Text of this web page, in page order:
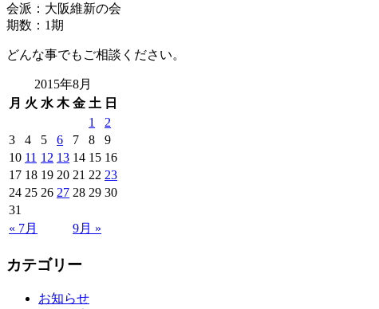
会派：大阪維新の会
期数：1期
どんな事でもご相談ください。
2015年8月
月 火 水 木 金 土 日
« 7月 9月 »
1
2
3
4 5 6 7 8
9
10 11 12 13 14 15 16
17 18 19 20 21 22 23
24 25 26 27 28 29 30
31
カテゴリー
お知らせ